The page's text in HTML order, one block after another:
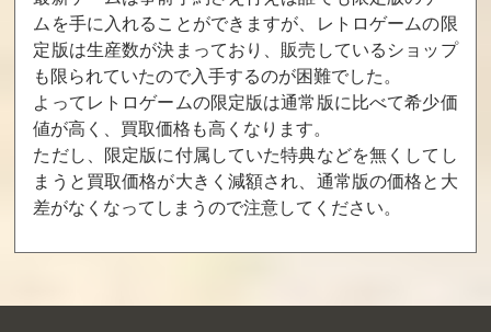
買取価格
12,800
買取価格
12,460
買取価格
12,100
ガーフィールド
の一週間
買取価格
12,000
スターウォーズ
帝国の逆襲
買取価格
12,000
買取価格
12,000
ズ
羅
ムを手に入れることができますが、レトロゲームの限
定版は生産数が決まっており、販売しているショップ
も限られていたので入手するのが困難でした。
よってレトロゲームの限定版は通常版に比べて希少価
値が高く、買取価格も高くなります。
ただし、限定版に付属していた特典などを無くしてし
まうと買取価格が大きく減額され、通常版の価格と大
差がなくなってしまうので注意してください。